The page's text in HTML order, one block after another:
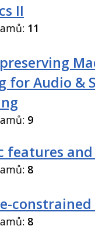
II
11
for Audio &
9
features
8
constrained
8